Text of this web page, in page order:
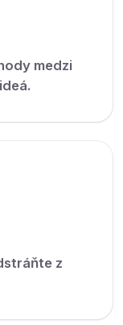
medzi
z